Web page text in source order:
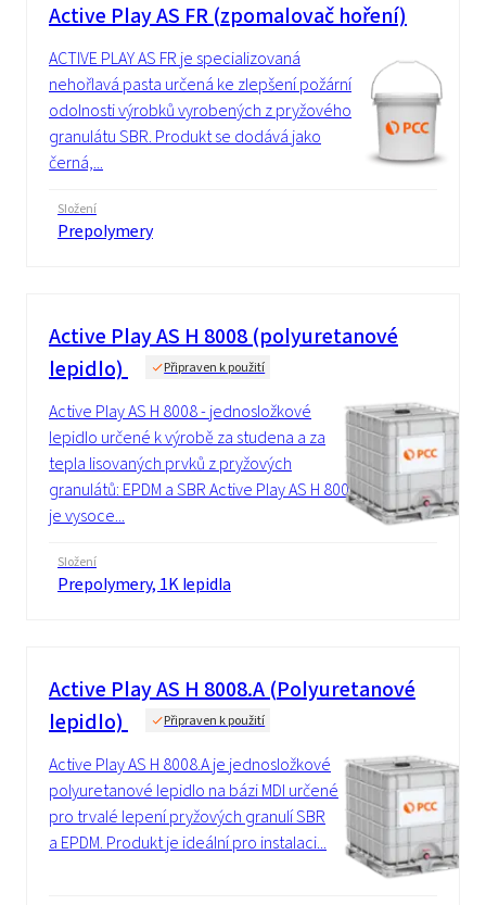
Active Play AS FR (zpomalovač hoření)
ACTIVE PLAY AS FR je specializovaná
nehořlavá pasta určená ke zlepšení požární
odolnosti výrobků vyrobených z pryžového
granulátu SBR. Produkt se dodává jako
černá,...
Složení
Prepolymery
Active Play AS H 8008 (polyuretanové
lepidlo)
Připraven k použití
Active Play AS H 8008 - jednosložkové
lepidlo určené k výrobě za studena a za
tepla lisovaných prvků z pryžových
granulátů: EPDM a SBR Active Play AS H 8008
je vysoce...
Složení
Prepolymery, 1K lepidla
Active Play AS H 8008.A (Polyuretanové
lepidlo)
Připraven k použití
Active Play AS H 8008.A je jednosložkové
polyuretanové lepidlo na bázi MDI určené
pro trvalé lepení pryžových granulí SBR
a EPDM. Produkt je ideální pro instalaci...